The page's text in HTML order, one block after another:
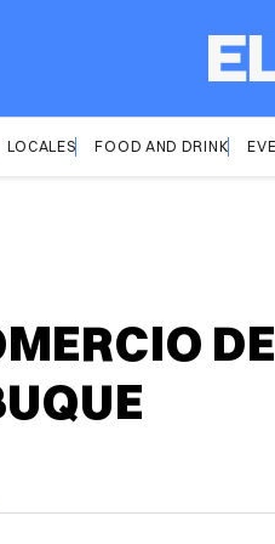
LOCALES FOOD AND DRINK